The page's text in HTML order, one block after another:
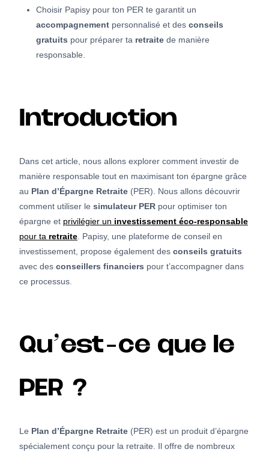
Choisir Papisy pour ton PER te garantit un
accompagnement personnalisé et des conseils
gratuits pour préparer ta retraite de manière
responsable.
Introduction
Dans cet article, nous allons explorer comment investir de
manière responsable tout en maximisant ton épargne grâce
au Plan d’Épargne Retraite (PER). Nous allons découvrir
comment utiliser le simulateur PER pour optimiser ton
épargne et privilégier un investissement éco-responsable
pour ta retraite . Papisy, une plateforme de conseil en
investissement, propose également des conseils gratuits
avec des conseillers financiers pour t’accompagner dans
ce processus.
Qu’est-ce que le
PER ?
Le Plan d’Épargne Retraite (PER) est un produit d’épargne
spécialement conçu pour la retraite. Il offre de nombreux